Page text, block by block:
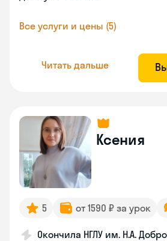
Все услуги и цены (5)
Читать дальше
Ксения
5 от 1590 ₽ за урок
Окончила НГЛУ им. Н.А.